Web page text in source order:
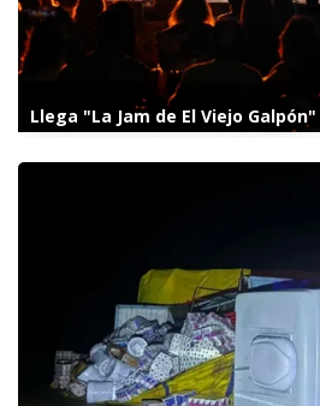
Llega "La Jam de El Viejo Galpón"